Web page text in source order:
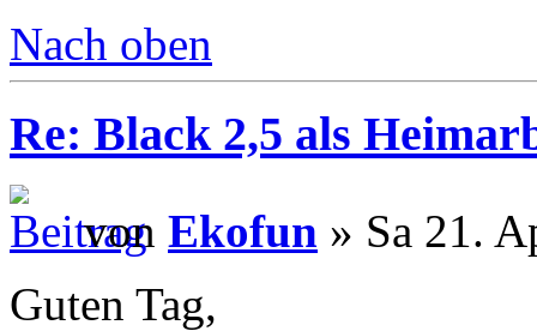
Nach oben
Re: Black 2,5 als
von Ekofun » Sa 21.
Guten Tag,